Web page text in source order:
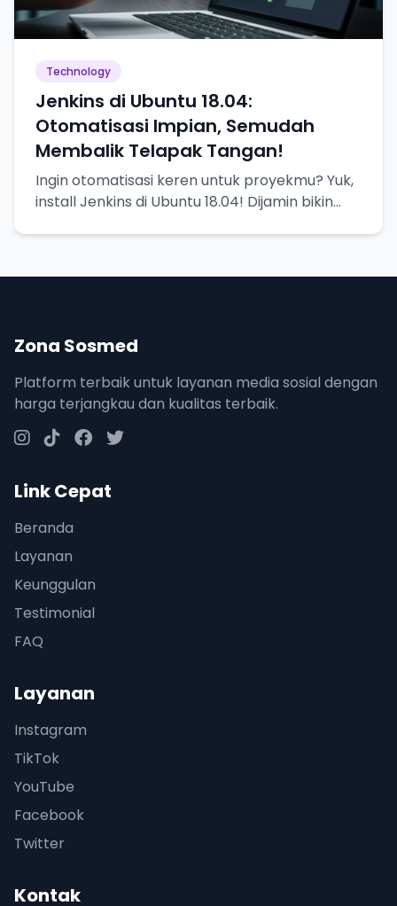
Technology
Jenkins di Ubuntu 18.04:
Otomatisasi Impian, Semudah
Membalik Telapak Tangan!
Ingin otomatisasi keren untuk proyekmu? Yuk,
install Jenkins di Ubuntu 18.04! Dijamin bikin
Zona Sosmed
Platform terbaik untuk layanan media sosial dengan
harga terjangkau dan kualitas terbaik.
Link Cepat
Beranda
Layanan
Keunggulan
Testimonial
FAQ
Layanan
Instagram
TikTok
YouTube
Facebook
Twitter
Kontak